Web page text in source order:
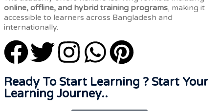
online, offline, and hybrid training programs, making it
accessible to learners across Bangladesh and
internationally.
Ready To Start Learning ? Start Your
Learning Journey..